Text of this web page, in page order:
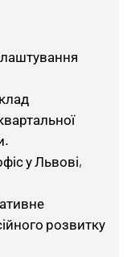
у Львові,
розвитку